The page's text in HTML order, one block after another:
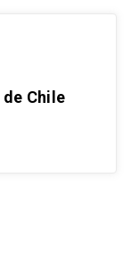
Chile